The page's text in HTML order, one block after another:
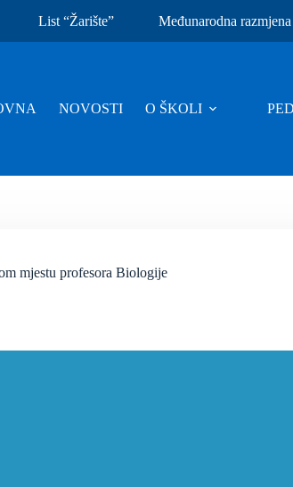
List “Žarište” Međunarodna razmjena
NOVOSTI O ŠKOLI
mjestu profesora Biologije